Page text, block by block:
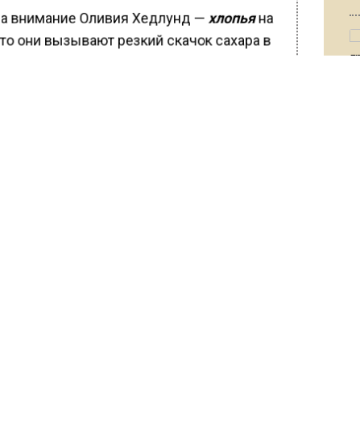
внимание Оливия Хедлунд —хлопьяна
они вызывают резкий скачок сахара в